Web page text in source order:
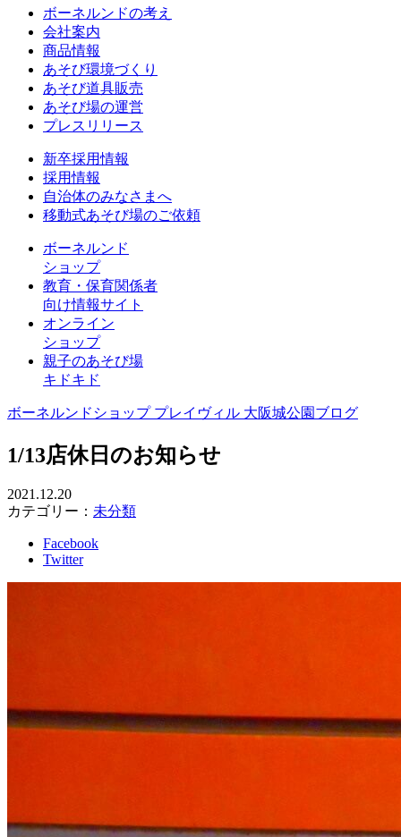
ボーネルンドの考え
会社案内
商品情報
あそび環境づくり
あそび道具販売
あそび場の運営
プレスリリース
新卒採用情報
採用情報
自治体のみなさまへ
移動式あそび場のご依頼
ボーネルンド
ショップ
教育・保育関係者
向け情報サイト
オンライン
ショップ
親子のあそび場
キドキド
ボーネルンドショップ プレイヴィル 大阪城公園ブログ
1/13店休日のお知らせ
2021.12.20
カテゴリー： 未分類
Facebook
Twitter